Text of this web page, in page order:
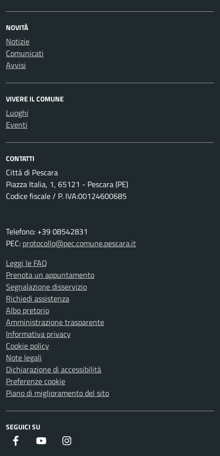
NOVITÀ
Notizie
Comunicati
Avvisi
VIVERE IL COMUNE
Luoghi
Eventi
CONTATTI
Città di Pescara
Piazza Italia, 1, 65121 - Pescara (PE)
Codice fiscale / P. IVA:00124600685
Telefono: +39 08542831
PEC: protocollo@pec.comune.pescara.it
Leggi le FAQ
Prenota un appuntamento
Segnalazione disservizio
Richiedi assistenza
Albo pretorio
Amministrazione trasparente
Informativa privacy
Cookie policy
Note legali
Dichiarazione di accessibilità
Preferenze cookie
Piano di miglioramento del sito
SEGUICI SU
Facebook Youtube